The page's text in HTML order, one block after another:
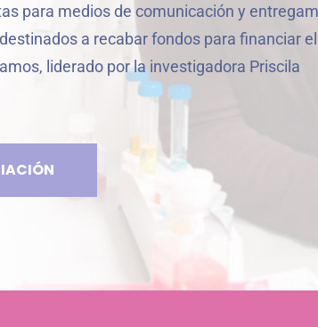
para medios de comunicación y
a recabar fondos para financiar el
liderado por la investigadora Priscila